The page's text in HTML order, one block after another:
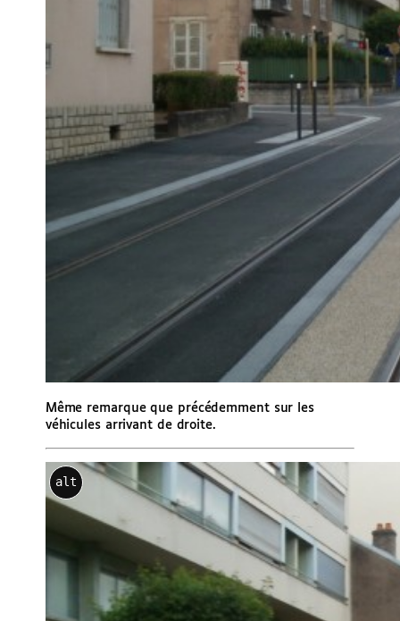
Même remarque que précédemment sur les
véhicules arrivant de droite.
alt